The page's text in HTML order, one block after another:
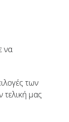
να
των
τελική μας